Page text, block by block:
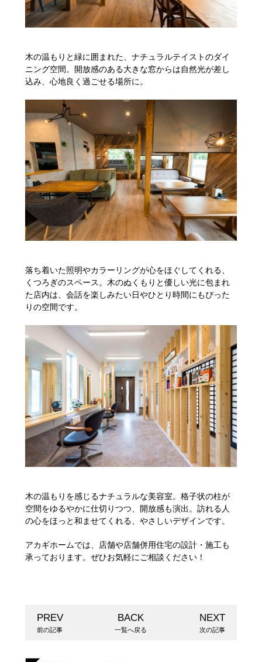
木の温もりと緑に囲まれた、ナチュラルテイストのダイ
ニング空間。開放感のある大きな窓からは自然光が差し
込み、心地良く過ごせる場所に。
落ち着いた照明やカラーリングが心をほぐしてくれる、
くつろぎのスペース。木のぬくもりと優しい光に包まれ
た店内は、会話を楽しみたい日やひとり時間にもぴった
りの空間です。
木の温もりを感じるナチュラルな美容室。格子状の柱が
空間をゆるやかに仕切りつつ、開放感も演出。訪れる人
の心をほっと和ませてくれる、やさしいデザインです。
アカギホームでは、店舗や店舗併用住宅の設計・施工も
承っております。ぜひお気軽にご相談ください！
PREV
前の記事
BACK
一覧へ戻る
NEXT
次の記事